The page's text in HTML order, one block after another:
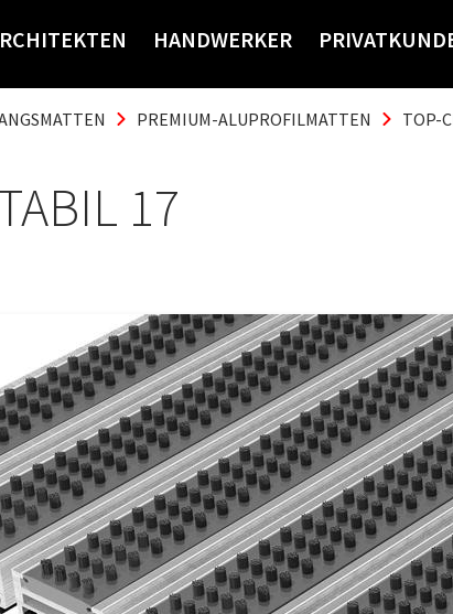
HANDWERKER
PREMIUM-ALUPROFILMATTEN TOP-
17